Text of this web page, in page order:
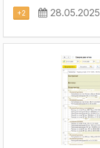
+2 28.05.2025